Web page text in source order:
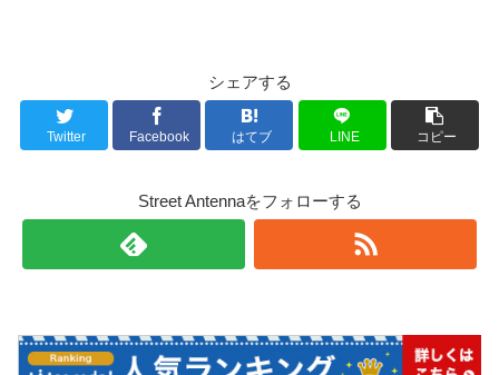
シェアする
Twitter Facebook はてブ LINE コピー
Street Antennaをフォローする